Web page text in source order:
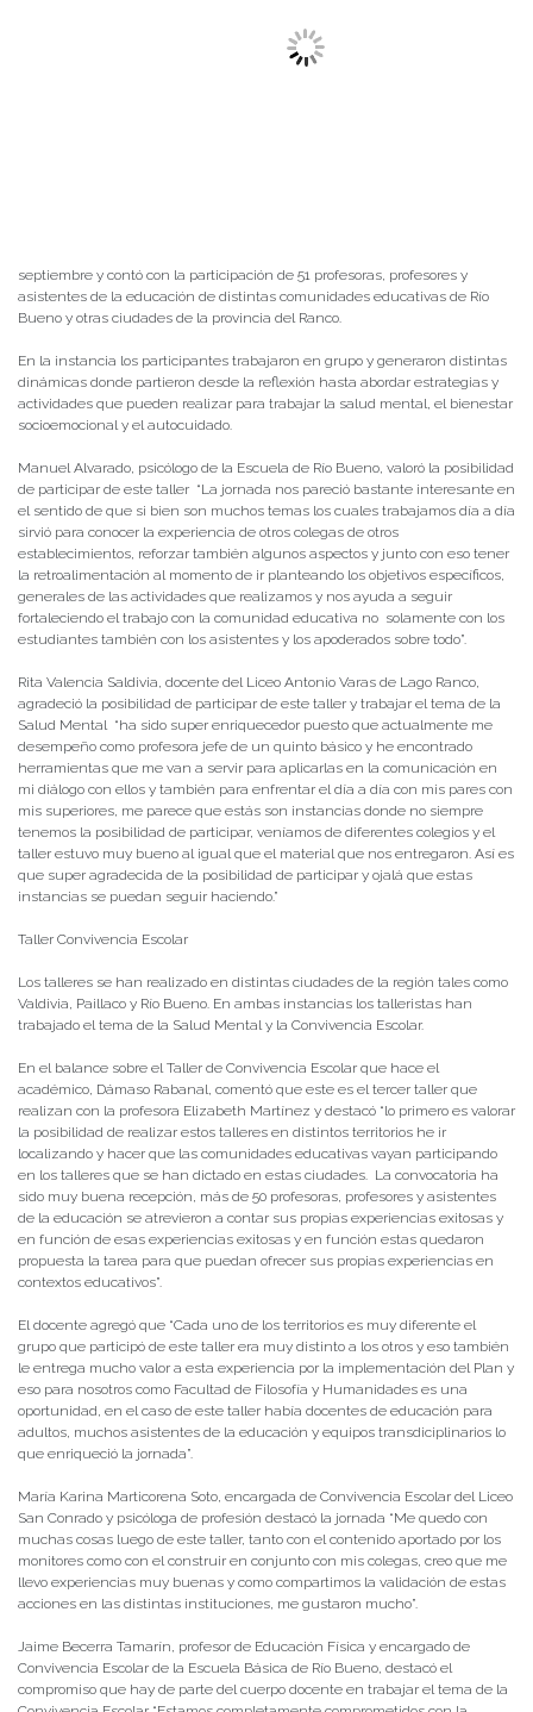
septiembre y contó con la participación de 51 profesoras, profesores y
asistentes de la educación de distintas comunidades educativas de Río
Bueno y otras ciudades de la provincia del Ranco.
En la instancia los participantes trabajaron en grupo y generaron distintas
dinámicas donde partieron desde la reflexión hasta abordar estrategias y
actividades que pueden realizar para trabajar la salud mental, el bienestar
socioemocional y el autocuidado.
Manuel Alvarado, psicólogo de la Escuela de Río Bueno, valoró la posibilidad
de participar de este taller “La jornada nos pareció bastante interesante en
el sentido de que si bien son muchos temas los cuales trabajamos día a día
sirvió para conocer la experiencia de otros colegas de otros
establecimientos, reforzar también algunos aspectos y junto con eso tener
la retroalimentación al momento de ir planteando los objetivos específicos,
generales de las actividades que realizamos y nos ayuda a seguir
fortaleciendo el trabajo con la comunidad educativa no solamente con los
estudiantes también con los asistentes y los apoderados sobre todo”.
Rita Valencia Saldivia, docente del Liceo Antonio Varas de Lago Ranco,
agradeció la posibilidad de participar de este taller y trabajar el tema de la
Salud Mental “ha sido super enriquecedor puesto que actualmente me
desempeño como profesora jefe de un quinto básico y he encontrado
herramientas que me van a servir para aplicarlas en la comunicación en
mi diálogo con ellos y también para enfrentar el día a día con mis pares con
mis superiores, me parece que estás son instancias donde no siempre
tenemos la posibilidad de participar, veníamos de diferentes colegios y el
taller estuvo muy bueno al igual que el material que nos entregaron. Así es
que super agradecida de la posibilidad de participar y ojalá que estas
instancias se puedan seguir haciendo.”
Taller Convivencia Escolar
Los talleres se han realizado en distintas ciudades de la región tales como
Valdivia, Paillaco y Río Bueno. En ambas instancias los talleristas han
trabajado el tema de la Salud Mental y la Convivencia Escolar.
En el balance sobre el Taller de Convivencia Escolar que hace el
académico, Dámaso Rabanal, comentó que este es el tercer taller que
realizan con la profesora Elizabeth Martínez y destacó “lo primero es valorar
la posibilidad de realizar estos talleres en distintos territorios he ir
localizando y hacer que las comunidades educativas vayan participando
en los talleres que se han dictado en estas ciudades. La convocatoria ha
sido muy buena recepción, más de 50 profesoras, profesores y asistentes
de la educación se atrevieron a contar sus propias experiencias exitosas y
en función de esas experiencias exitosas y en función estas quedaron
propuesta la tarea para que puedan ofrecer sus propias experiencias en
contextos educativos”.
El docente agregó que “Cada uno de los territorios es muy diferente el
grupo que participó de este taller era muy distinto a los otros y eso también
le entrega mucho valor a esta experiencia por la implementación del Plan y
eso para nosotros como Facultad de Filosofía y Humanidades es una
oportunidad, en el caso de este taller había docentes de educación para
adultos, muchos asistentes de la educación y equipos transdiciplinarios lo
que enriqueció la jornada”.
María Karina Marticorena Soto, encargada de Convivencia Escolar del Liceo
San Conrado y psicóloga de profesión destacó la jornada “Me quedo con
muchas cosas luego de este taller, tanto con el contenido aportado por los
monitores como con el construir en conjunto con mis colegas, creo que me
llevo experiencias muy buenas y como compartimos la validación de estas
acciones en las distintas instituciones, me gustaron mucho”.
Jaime Becerra Tamarín, profesor de Educación Física y encargado de
Convivencia Escolar de la Escuela Básica de Río Bueno, destacó el
compromiso que hay de parte del cuerpo docente en trabajar el tema de la